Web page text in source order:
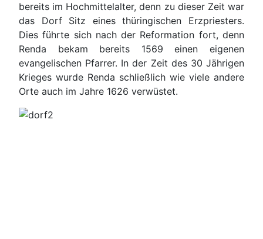
bereits im Hochmittelalter, denn zu dieser Zeit war
das Dorf Sitz eines thüringischen Erzpriesters.
Dies führte sich nach der Reformation fort, denn
Renda bekam bereits 1569 einen eigenen
evangelischen Pfarrer. In der Zeit des 30 Jährigen
Krieges wurde Renda schließlich wie viele andere
Orte auch im Jahre 1626 verwüstet.